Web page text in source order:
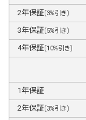
2年保証(3%引き)
3年保証(5%引き)
4年保証(10%引き)
1年保証
2年保証(3%引き)